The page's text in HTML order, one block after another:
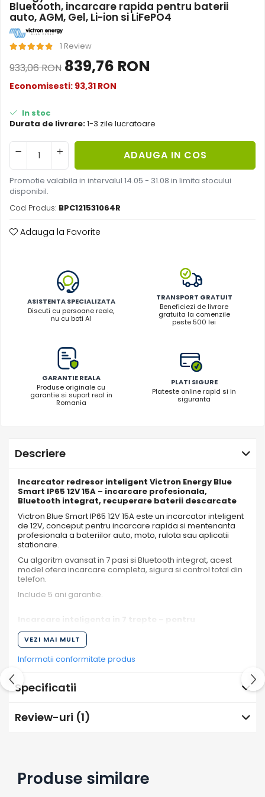
Acumulatori de stocare
Componente sisteme de balcon
Bluetooth, incarcare rapida pentru baterii
auto, AGM, Gel, Li-ion si LiFePO4
1 Review
933,06 RON 839,76 RON
Economisesti: 93,31 RON
In stoc
Durata de livrare:1-3 zile lucratoare
ADAUGA IN COS
Promotie valabila in intervalul 14.05 - 31.08 in limita stocului
disponibil.
Cod Produs: BPC121531064R
Adauga la Favorite
ASISTENTA SPECIALIZATA
Discuti cu persoane reale,
nu cu boti AI
TRANSPORT GRATUIT
Beneficiezi de livrare
gratuita la comenzile
peste 500 lei
GARANTIE REALA
Produse originale cu
garantie si suport real in
Romania
PLATI SIGURE
Plateste online rapid si in
siguranta
Descriere
Incarcator redresor inteligent Victron Energy Blue
Smart IP65 12V 15A – incarcare profesionala,
Bluetooth integrat, recuperare baterii descarcate
Victron Blue Smart IP65 12V 15A este un incarcator inteligent
de 12V, conceput pentru incarcare rapida si mentenanta
profesionala a bateriilor auto, moto, rulota sau aplicatii
stationare.
Cu algoritm avansat in 7 pasi si Bluetooth integrat, acest
model ofera incarcare completa, sigura si control total din
telefon.
Include 5 ani garantie.
Incarcare inteligenta in 7 trepte – pentru
performanta maxima
Algoritmul de incarcare in 7 etape optimizeaza fiecare
ciclu, oferind:
absorbtie controlata
analiza bateriei
reconditionare (daca este necesar)
VEZI MAI MULT
Informatii conformitate produs
Specificatii
Review-uri (1)
Produse similare